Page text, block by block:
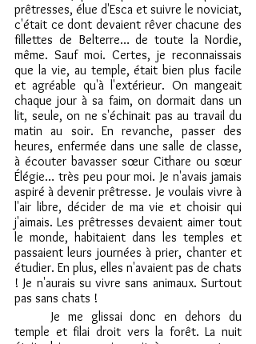
prêtresses, élue d'Esca et suivre le noviciat,
c'était ce dont devaient rêver chacune des
fillettes de Belterre… de toute la Nordie,
même. Sauf moi. Certes, je reconnaissais
que la vie, au temple, était bien plus facile
et agréable qu'à l'extérieur. On mangeait
chaque jour à sa faim, on dormait dans un
lit, seule, on ne s'échinait pas au travail du
matin au soir. En revanche, passer des
heures, enfermée dans une salle de classe,
à écouter bavasser sœur Cithare ou sœur
Élégie… très peu pour moi. Je n'avais jamais
aspiré à devenir prêtresse. Je voulais vivre à
l'air libre, décider de ma vie et choisir qui
j'aimais. Les prêtresses devaient aimer tout
le monde, habitaient dans les temples et
passaient leurs journées à prier, chanter et
étudier. En plus, elles n'avaient pas de chats
! Je n'aurais su vivre sans animaux. Surtout
pas sans chats !
temple et filai droit vers la forêt. La nuit